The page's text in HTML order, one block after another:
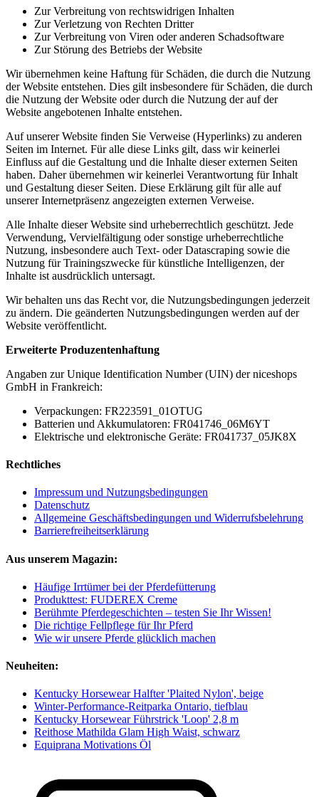
Zur Verbreitung von rechtswidrigen Inhalten
Zur Verletzung von Rechten Dritter
Zur Verbreitung von Viren oder anderen Schadsoftware
Zur Störung des Betriebs der Website
Wir übernehmen keine Haftung für Schäden, die durch die Nutzung
der Website entstehen. Dies gilt insbesondere für Schäden, die durch
die Nutzung der Website oder durch die Nutzung der auf der
Website angebotenen Inhalte entstehen.
Auf unserer Website finden Sie Verweise (Hyperlinks) zu anderen
Seiten im Internet. Für alle diese Links gilt, dass wir keinerlei
Einfluss auf die Gestaltung und die Inhalte dieser externen Seiten
haben. Daher übernehmen wir keinerlei Verantwortung für Inhalt
und Gestaltung dieser Seiten. Diese Erklärung gilt für alle auf
unserer Internetpräsenz angezeigten externen Verweise.
Alle Inhalte dieser Website sind urheberrechtlich geschützt. Jede
Verwendung, Vervielfältigung oder sonstige urheberrechtliche
Nutzung, insbesondere auch Text- oder Datascraping sowie die
Nutzung für Trainingszwecke für künstliche Intelligenzen, der
Inhalte ist ausdrücklich untersagt.
Wir behalten uns das Recht vor, die Nutzungsbedingungen jederzeit
zu ändern. Die geänderten Nutzungsbedingungen werden auf der
Website veröffentlicht.
Erweiterte Produzentenhaftung
Angaben zur Unique Identification Number (UIN) der niceshops
GmbH in Frankreich:
Verpackungen: FR223591_01OTUG
Batterien und Akkumulatoren: FR041746_06M6YT
Elektrische und elektronische Geräte: FR041737_05JK8X
Rechtliches
Impressum und Nutzungsbedingungen
Datenschutz
Allgemeine Geschäftsbedingungen und Widerrufsbelehrung
Barrierefreiheitserklärung
Aus unserem Magazin:
Häufige Irrtümer bei der Pferdefütterung
Produkttest: FUDEREX Creme
Berühmte Pferdegeschichten – testen Sie Ihr Wissen!
Die richtige Fellpflege für Ihr Pferd
Wie wir unsere Pferde glücklich machen
Neuheiten:
Kentucky Horsewear Halfter 'Plaited Nylon', beige
Winter-Performance-Reitparka Ontario, tiefblau
Kentucky Horsewear Führstrick 'Loop' 2,8 m
Reithose Mathilda Glam High Waist, schwarz
Equiprana Motivations Öl